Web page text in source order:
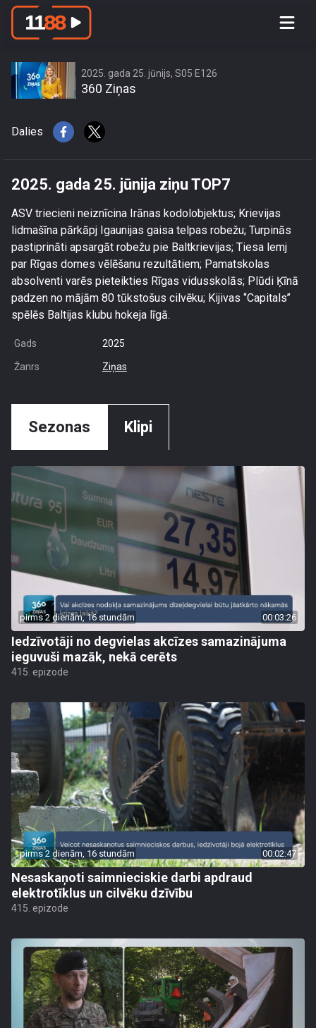
2025. gada 25. jūnijs, S05 E126
360 Ziņas
Dalies
2025. gada 25. jūnija ziņu TOP7
ASV triecieni neiznīcina Irānas kodolobjektus; Krievijas
lidmašīna pārkāpj Igaunijas gaisa telpas robežu; Turpinās
pastiprināti apsargāt robežu pie Baltkrievijas; Tiesa lemj
par Rīgas domes vēlēšanu rezultātiem; Pamatskolas
absolventi varēs pieteikties Rīgas vidusskolās; Plūdi Ķīnā
padzen no mājām 80 tūkstošus cilvēku; Kijivas ‘’Capitals’’
spēlēs Baltijas klubu hokeja līgā.
Gads 2025
Žanrs Ziņas
Sezonas Klipi
pirms 2 dienām, 16 stundām 00:03:26
Iedzīvotāji no degvielas akcīzes samazinājuma
ieguvuši mazāk, nekā cerēts
415. epizode
pirms 2 dienām, 16 stundām 00:02:47
Nesaskaņoti saimnieciskie darbi apdraud
elektrotīklus un cilvēku dzīvību
415. epizode